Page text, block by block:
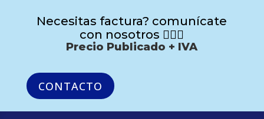
Necesitas factura? comunícate
con nosotros 🙋🏻‍♂️
Precio Publicado + IVA
CONTACTO